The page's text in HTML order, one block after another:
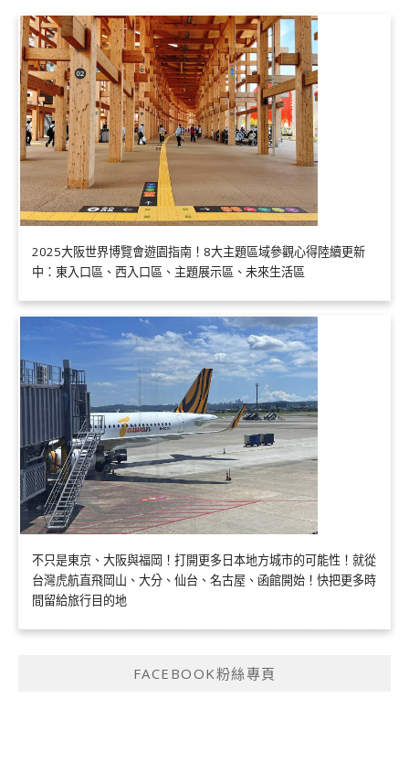
2025大阪世界博覽會遊園指南！8大主題區域參觀心得陸續更新
中：東入口區、西入口區、主題展示區、未來生活區
不只是東京、大阪與福岡！打開更多日本地方城市的可能性！就從
台灣虎航直飛岡山、大分、仙台、名古屋、函館開始！快把更多時
間留給旅行目的地
FACEBOOK粉絲專頁